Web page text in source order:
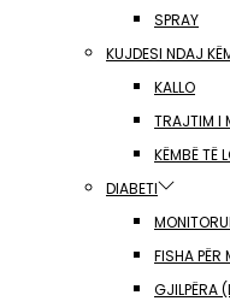
SPRAY
KUJDESI NDAJ
KALLO
TRAJTIM I
KËMBË TË
DIABETI
FISHA PËR
GJILPËRA